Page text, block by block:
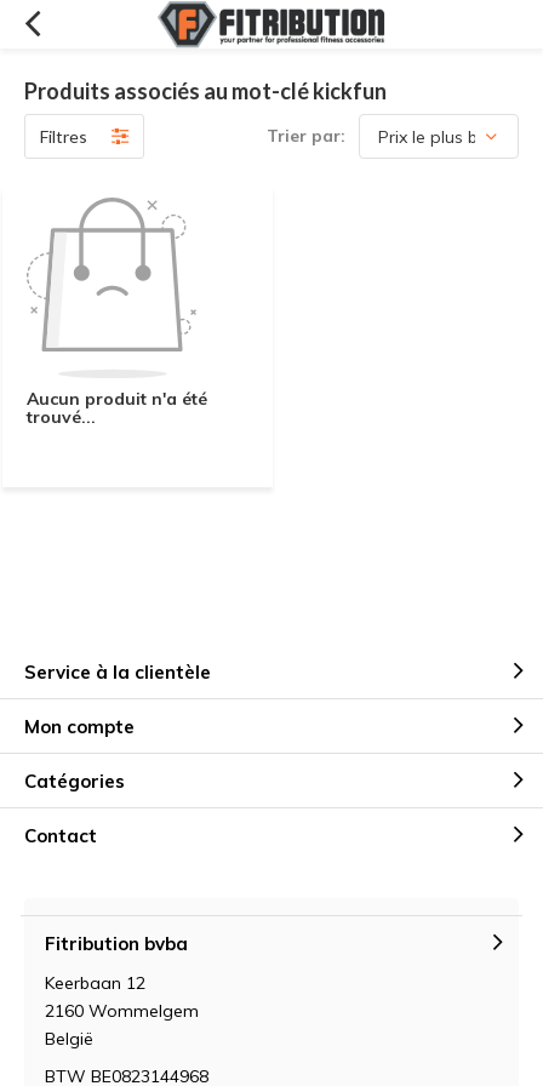
Produits associés au mot-clé kickfun
Filtres Trier par:
Aucun produit n'a été
trouvé...
Service à la clientèle
Mon compte
Catégories
Contact
Fitribution bvba
Keerbaan 12
2160 Wommelgem
België
BTW BE0823144968